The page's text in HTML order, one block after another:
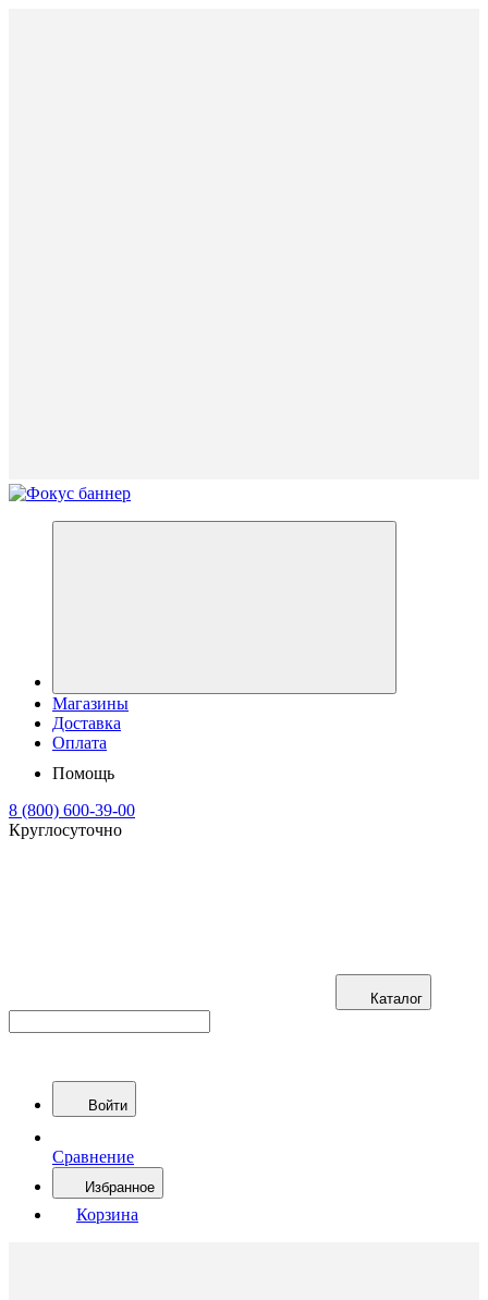
Магазины
Доставка
Оплата
Помощь
8 (800) 600-39-00
Круглосуточно
Каталог
Войти
Сравнение
Избранное
Корзина